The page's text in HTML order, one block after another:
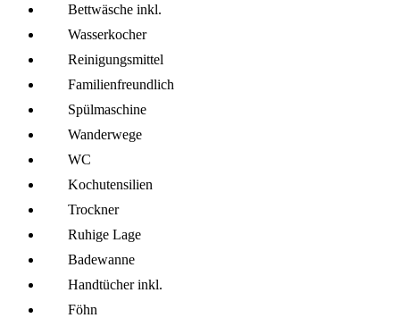
Bettwäsche inkl.
Wasserkocher
Reinigungsmittel
Familien­freundlich
Spül­maschine
Wanderwege
WC
Kochutensilien
Trockner
Ruhige Lage
Badewanne
Handtücher inkl.
Föhn